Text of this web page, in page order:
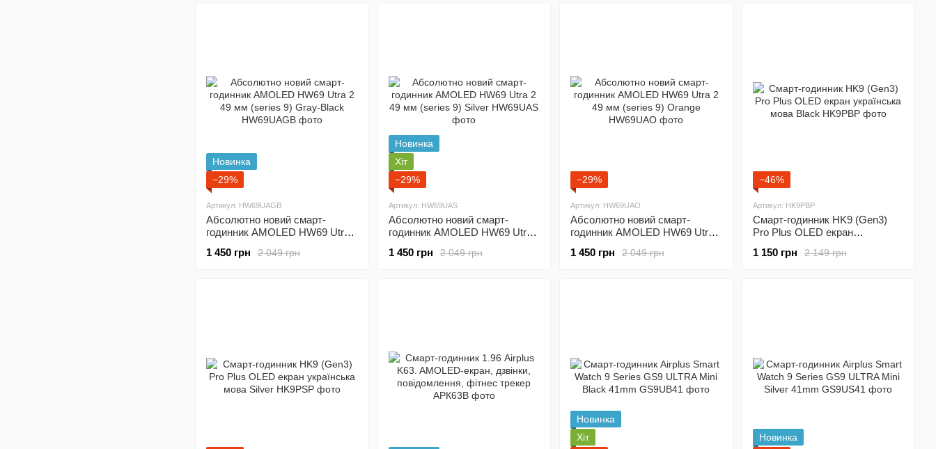
Новинка
−29%
Артикул: HW69UAGB
Абсолютно новий смарт-
годинник AMOLED HW69 Utra
2 049 грн
1 450 грн
Новинка
Хіт
−29%
Артикул: HW69UAS
Абсолютно новий смарт-
годинник AMOLED HW69 Utra
2 049 грн
1 450 грн
−29%
Артикул: HW69UAO
Абсолютно новий смарт-
годинник AMOLED HW69 Utra
2 049 грн
1 450 грн
−46%
Артикул: HK9PBP
Смарт-годинник HK9 (Gen3)
Pro Plus OLED екран
2 149 грн
1 150 грн
Новинка
Хіт
Новинка